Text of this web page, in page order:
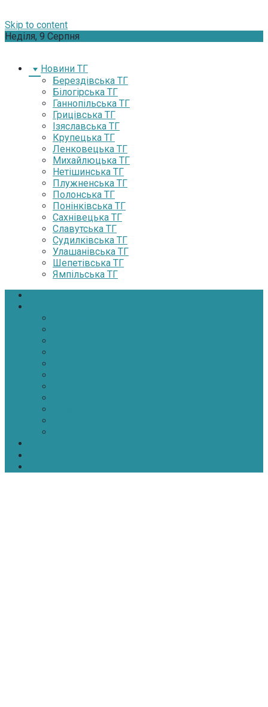
Skip to content
Неділя, 9 Серпня
Новини ТГ
Берездівська ТГ
Білогірська ТГ
Ганнопільська ТГ
Грицівська ТГ
Ізяславська ТГ
Крупецька ТГ
Ленковецька ТГ
Михайлюцька ТГ
Нетішинська ТГ
Плужненська ТГ
Полонська ТГ
Понінківська ТГ
Сахнівецька ТГ
Славутська ТГ
Судилківська ТГ
Улашанівська ТГ
Шепетівська ТГ
Ямпільська ТГ